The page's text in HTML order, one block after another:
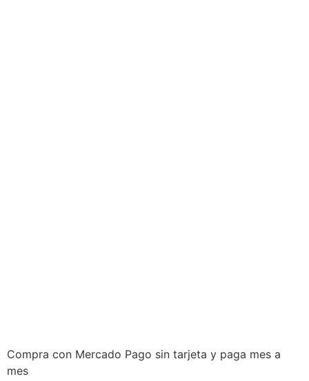
Compra con Mercado Pago sin tarjeta y paga mes a
mes